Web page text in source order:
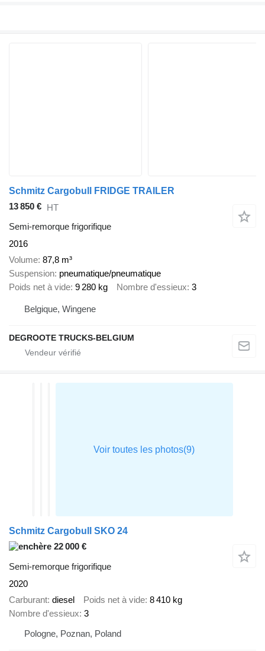
Schmitz Cargobull FRIDGE TRAILER
13 850 € HT
Semi-remorque frigorifique
2016
Volume 87,8 m³
Suspension pneumatique/pneumatique
Poids net à vide 9 280 kg Nombre d'essieux 3
Belgique, Wingene
DEGROOTE TRUCKS-BELGIUM
Schmitz Cargobull SKO 24
22 000 €
Semi-remorque frigorifique
2020
Carburant diesel Poids net à vide 8 410 kg
Nombre d'essieux 3
Pologne, Poznan, Poland